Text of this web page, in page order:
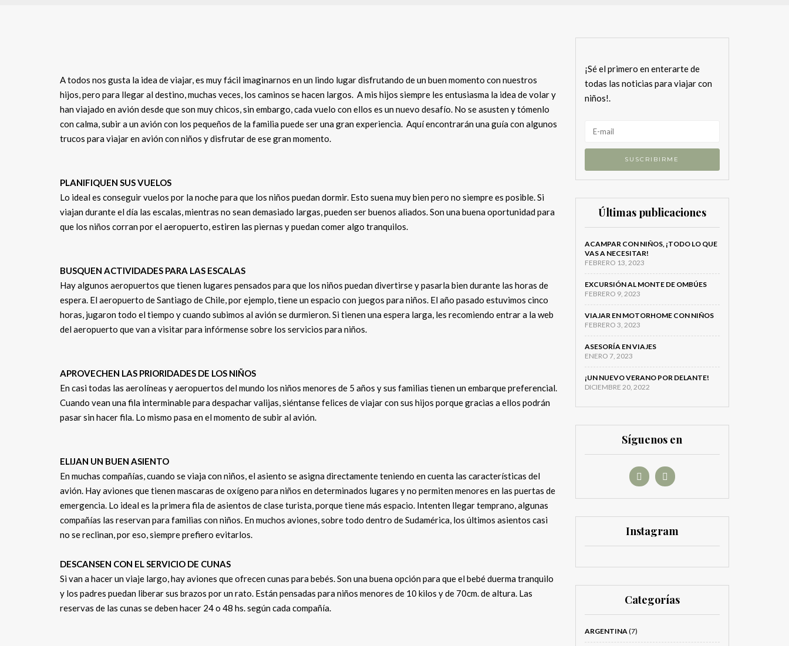
A todos nos gusta la idea de viajar, es muy fácil imaginarnos en un lindo lugar disfrutando de un buen momento con nuestros
hijos, pero para llegar al destino, muchas veces, los caminos se hacen largos. A mis hijos siempre les entusiasma la idea de volar y
han viajado en avión desde que son muy chicos, sin embargo, cada vuelo con ellos es un nuevo desafío. No se asusten y tómenlo
con calma, subir a un avión con los pequeños de la familia puede ser una gran experiencia. Aquí encontrarán una guía con algunos
trucos para viajar en avión con niños y disfrutar de ese gran momento.
PLANIFIQUEN SUS VUELOS
Lo ideal es conseguir vuelos por la noche para que los niños puedan dormir. Esto suena muy bien pero no siempre es posible. Si
viajan durante el día las escalas, mientras no sean demasiado largas, pueden ser buenos aliados. Son una buena oportunidad para
que los niños corran por el aeropuerto, estiren las piernas y puedan comer algo tranquilos.
BUSQUEN ACTIVIDADES PARA LAS ESCALAS
Hay algunos aeropuertos que tienen lugares pensados para que los niños puedan divertirse y pasarla bien durante las horas de
espera. El aeropuerto de Santiago de Chile, por ejemplo, tiene un espacio con juegos para niños. El año pasado estuvimos cinco
horas, jugaron todo el tiempo y cuando subimos al avión se durmieron. Si tienen una espera larga, les recomiendo entrar a la web
del aeropuerto que van a visitar para infórmense sobre los servicios para niños.
APROVECHEN LAS PRIORIDADES DE LOS NIÑOS
En casi todas las aerolíneas y aeropuertos del mundo los niños menores de 5 años y sus familias tienen un embarque preferencial.
Cuando vean una fila interminable para despachar valijas, siéntanse felices de viajar con sus hijos porque gracias a ellos podrán
pasar sin hacer fila. Lo mismo pasa en el momento de subir al avión.
ELIJAN UN BUEN ASIENTO
En muchas compañías, cuando se viaja con niños, el asiento se asigna directamente teniendo en cuenta las características del
avión. Hay aviones que tienen mascaras de oxígeno para niños en determinados lugares y no permiten menores en las puertas de
emergencia. Lo ideal es la primera fila de asientos de clase turista, porque tiene más espacio. Intenten llegar temprano, algunas
compañías las reservan para familias con niños. En muchos aviones, sobre todo dentro de Sudamérica, los últimos asientos casi
no se reclinan, por eso, siempre prefiero evitarlos.
DESCANSEN CON EL SERVICIO DE CUNAS
Si van a hacer un viaje largo, hay aviones que ofrecen cunas para bebés. Son una buena opción para que el bebé duerma tranquilo
y los padres puedan liberar sus brazos por un rato. Están pensadas para niños menores de 10 kilos y de 70cm. de altura. Las
reservas de las cunas se deben hacer 24 o 48 hs. según cada compañía.
¡Sé el primero en enterarte de
todas las noticias para viajar con
niños!.
Últimas publicaciones
ACAMPAR CON NIÑOS, ¡TODO LO QUE
VAS A NECESITAR!
FEBRERO 13, 2023
EXCURSIÓN AL MONTE DE OMBÚES
FEBRERO 9, 2023
VIAJAR EN MOTORHOME CON NIÑOS
FEBRERO 3, 2023
ASESORÍA EN VIAJES
ENERO 7, 2023
¡UN NUEVO VERANO POR DELANTE!
DICIEMBRE 20, 2022
Síguenos en
Instagram
Categorías
ARGENTINA(7)